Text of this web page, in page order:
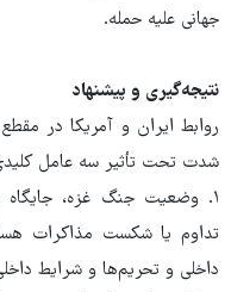
جهانی علیه حمله.
نتیجه‌گیری و پیشنهاد
روابط ایران و آمریکا در
‌شدت تحت تأثیر سه عامل
داخلی و تحریم‌ها و شرایط